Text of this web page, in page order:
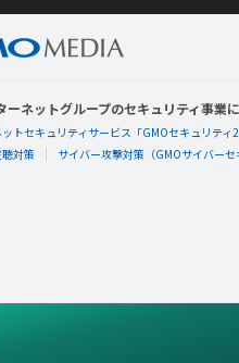
ーネットグループのセキュリティ事業
トセキュリティサービス「GMOセキュリティ
対策
サイバー攻撃対策（GMOサイバーセ